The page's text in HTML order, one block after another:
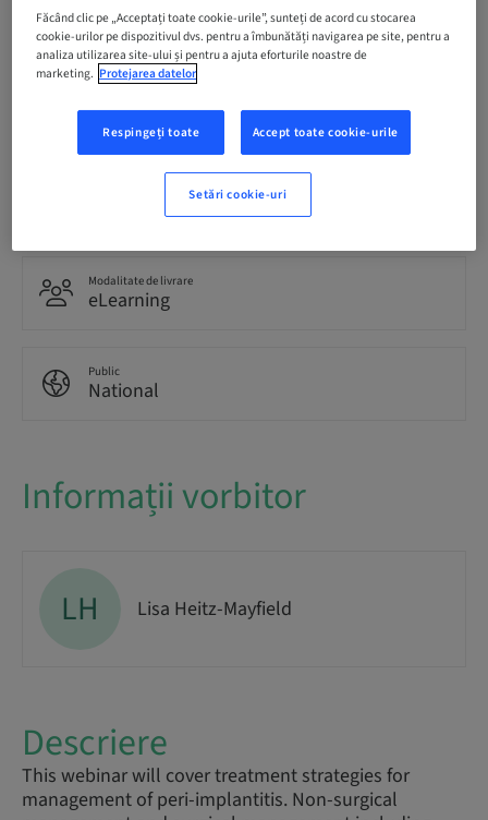
Termen înregistrare
18. mai 2030 (UTC+10)
English
1.50 Puncte
Modalitate de livrare
eLearning
Public
National
Informații vorbitor
LH Lisa Heitz-Mayfield
Descriere
This webinar will cover treatment strategies for
management of peri-implantitis. Non-surgical
Făcând clic pe „Acceptați toate cookie-urile”, sunteți de acord cu stocarea
cookie-urilor pe dispozitivul dvs. pentru a îmbunătăți navigarea pe site, pentru a
analiza utilizarea site-ului și pentru a ajuta eforturile noastre de
marketing. Protejarea datelor
Respingeți toate Accept toate cookie-urile
Setări cookie-uri